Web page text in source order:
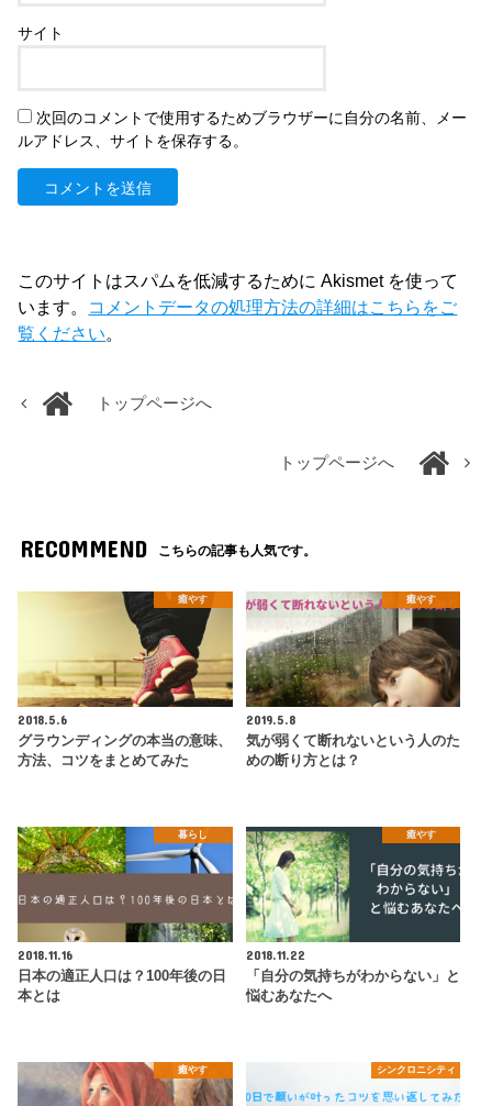
サイト
次回のコメントで使用するためブラウザーに自分の名前、メー
ルアドレス、サイトを保存する。
このサイトはスパムを低減するために Akismet を使って
います。 コメントデータの処理方法の詳細はこちらをご
覧ください
トップページへ
トップページへ
RECOMMEND こちらの記事も人気です。
癒やす
2018.5.6
グラウンディングの本当の意味、
方法、コツをまとめてみた
癒やす
2019.5.8
気が弱くて断れないという人のた
めの断り方とは？
暮らし
2018.11.16
日本の適正人口は？100年後の日
本とは
癒やす
2018.11.22
「自分の気持ちがわからない」と
悩むあなたへ
癒やす シンクロニシティ